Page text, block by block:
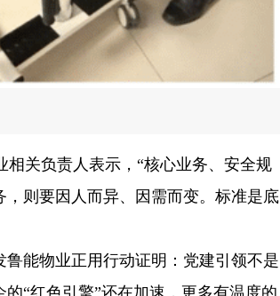
相关负责人表示，“核心业务、安全规
则要因人而异、因需而变。标准是底
能物业正用行动证明：党建引领不是